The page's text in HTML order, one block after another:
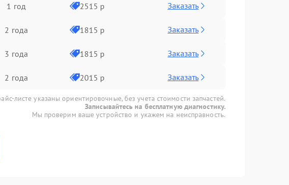
1 год 2515 р Заказать
2 года 1815 р Заказать
3 года 1815 р Заказать
2 года 2015 р Заказать
листе указаны ориентировочные, без учета стоимости запчастей.
Записывайтесь на бесплатную диагностику.
Мы проверим ваше устройство и укажем на неисправность.